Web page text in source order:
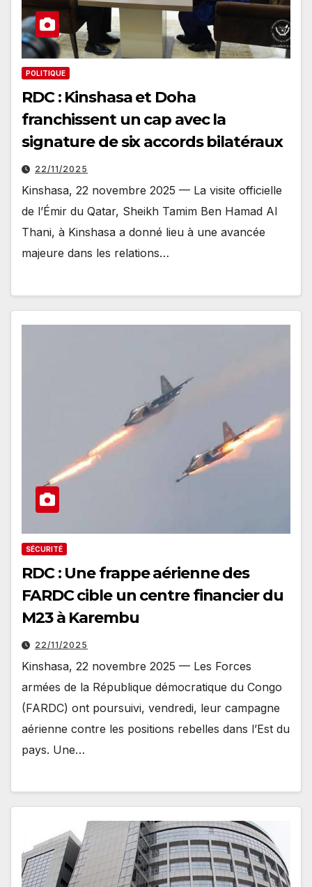
POLITIQUE
RDC : Kinshasa et Doha
franchissent un cap avec la
signature de six accords bilatéraux
22/11/2025
Kinshasa, 22 novembre 2025 — La visite officielle
de l’Émir du Qatar, Sheikh Tamim Ben Hamad Al
Thani, à Kinshasa a donné lieu à une avancée
majeure dans les relations…
SÉCURITÉ
RDC : Une frappe aérienne des
FARDC cible un centre financier du
M23 à Karembu
22/11/2025
Kinshasa, 22 novembre 2025 — Les Forces
armées de la République démocratique du Congo
(FARDC) ont poursuivi, vendredi, leur campagne
aérienne contre les positions rebelles dans l’Est du
pays. Une…